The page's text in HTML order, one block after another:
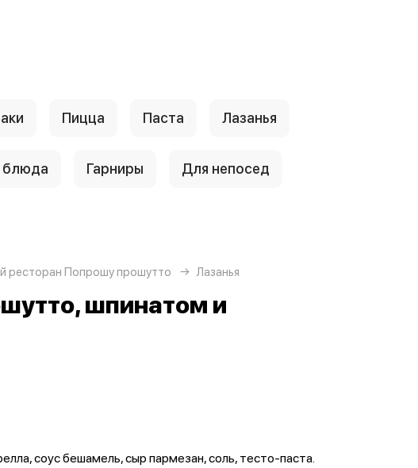
Пицца Паста Лазанья
блюда Гарниры Для непосед
ресторан Попрошу прошутто Лазанья
шпинатом и
соус бешамель, сыр пармезан, соль, тесто-паста.